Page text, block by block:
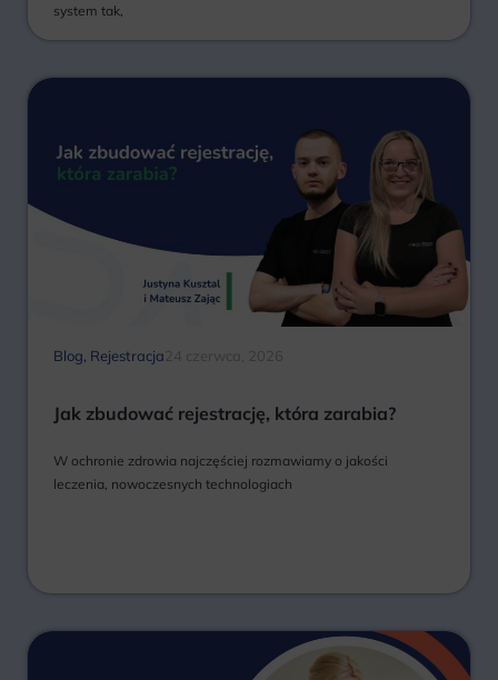
system tak,
Blog Rejestracja 24 czerwca, 2026
Jak zbudować rejestrację, która zarabia?
W ochronie zdrowia najczęściej rozmawiamy o jakości
leczenia, nowoczesnych technologiach